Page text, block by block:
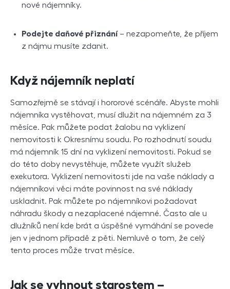
nové nájemníky.
Podejte daňové přiznání– nezapomeňte, že příjem
z nájmu musíte zdanit.
Když nájemník neplatí
Samozřejmě se stávají i hororové scénáře. Abyste mohli
nájemníka vystěhovat, musí dlužit na nájemném za 3
měsíce. Pak můžete podat žalobu na vyklizení
nemovitosti k Okresnímu soudu. Po rozhodnutí soudu
má nájemník 15 dní na vyklizení nemovitosti. Pokud se
do této doby nevystěhuje, můžete využít služeb
exekutora. Vyklizení nemovitosti jde na vaše náklady a
nájemníkovi věci máte povinnost na své náklady
uskladnit. Pak můžete po nájemníkovi požadovat
náhradu škody a nezaplacené nájemné. Často ale u
dlužníků není kde brát a úspěšné vymáhání se povede
jen v jednom případě z pěti. Nemluvě o tom, že celý
tento proces může trvat měsíce.
Jak se vyhnout starostem –